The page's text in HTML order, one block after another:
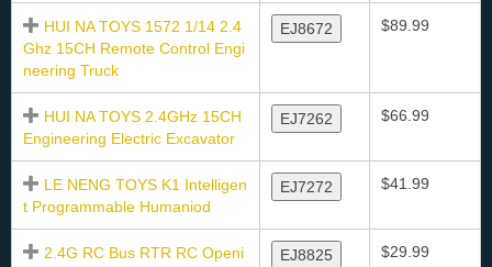
HUI NA TOYS 1572 1/14 2.4
Ghz 15CH Remote Control Engi
neering Truck
EJ8672 $89.99
HUI NA TOYS 2.4GHz 15CH
Engineering Electric Excavator
EJ7262 $66.99
LE NENG TOYS K1 Intelligen
t Programmable Humaniod
EJ7272 $41.99
2.4G RC Bus RTR RC Openi
EJ8825 $29.99